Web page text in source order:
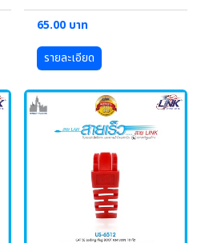
65.00 บาท
รายละเอียด